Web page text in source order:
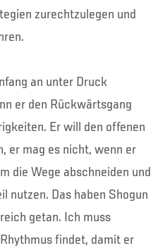
zurechtzulegen und
an unter Druck
er den Rückwärtsgang
Er will den offenen
er mag es nicht, wenn er
die Wege abschneiden und
nutzen. Das haben Shogun
getan. Ich muss
findet, damit er